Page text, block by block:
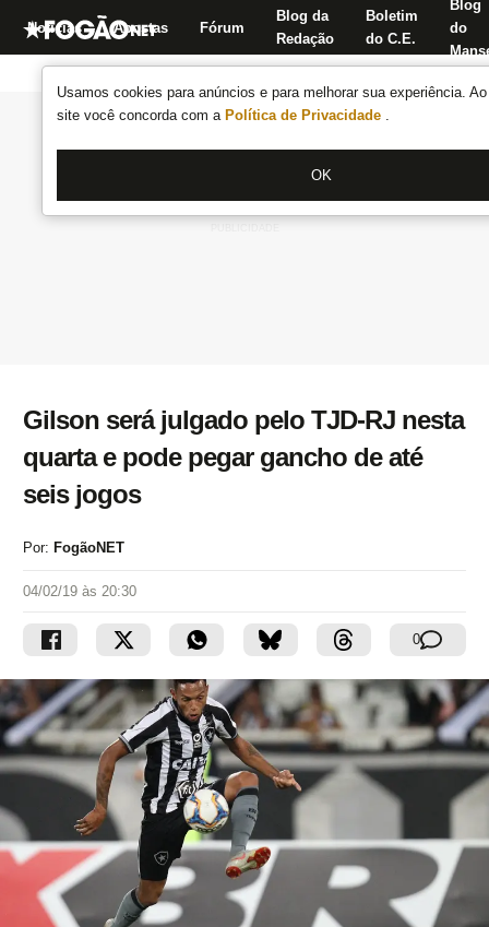
Usamos cookies para anúncios e para melhorar sua experiência.
site você concorda com a Política de Privacidade .
OK
Notícias Apostas Fórum
Blog da
Redação
Boletim
do C.E.
Blog
do
Gilson será julgado pelo TJD-RJ nesta
quarta e pode pegar gancho de até
seis jogos
Por: FogãoNET
04/02/19 às 20:30
0